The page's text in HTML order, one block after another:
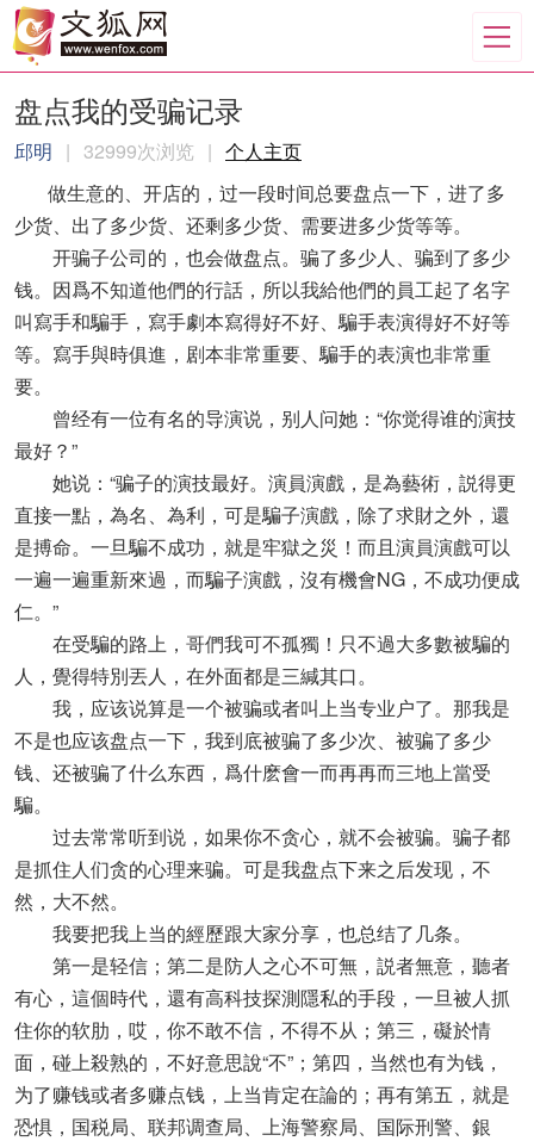
盘点我的受骗记录
邱明 | 32999次浏览 | 个人主页
做生意的、开店的，过一段时间总要盘点一下，进了多
少货、出了多少货、还剩多少货、需要进多少货等等。
开骗子公司的，也会做盘点。骗了多少人、骗到了多少
钱。因爲不知道他們的行話，所以我給他們的員工起了名字
叫寫手和騙手，寫手劇本寫得好不好、騙手表演得好不好等
等。寫手與時俱進，剧本非常重要、騙手的表演也非常重
要。
曾经有一位有名的导演说，别人问她：“你觉得谁的演技
最好？”
她说：“骗子的演技最好。演員演戲，是為藝術，説得更
直接一點，為名、為利，可是騙子演戲，除了求財之外，還
是搏命。一旦騙不成功，就是牢獄之災！而且演員演戲可以
一遍一遍重新來過，而騙子演戲，沒有機會NG，不成功便成
仁。”
在受騙的路上，哥們我可不孤獨！只不過大多數被騙的
人，覺得特別丟人，在外面都是三緘其口。
我，应该说算是一个被骗或者叫上当专业户了。那我是
不是也应该盘点一下，我到底被骗了多少次、被骗了多少
钱、还被骗了什么东西，爲什麽會一而再再而三地上當受
騙。
过去常常听到说，如果你不贪心，就不会被骗。骗子都
是抓住人们贪的心理来骗。可是我盘点下来之后发现，不
然，大不然。
我要把我上当的經歷跟大家分享，也总结了几条。
第一是轻信；第二是防人之心不可無，説者無意，聽者
有心，這個時代，還有高科技探測隱私的手段，一旦被人抓
住你的软肋，哎，你不敢不信，不得不从；第三，礙於情
面，碰上殺熟的，不好意思說“不”；第四，当然也有为钱，
为了赚钱或者多赚点钱，上当肯定在論的；再有第五，就是
恐惧，国税局、联邦调查局、上海警察局、国际刑警、銀